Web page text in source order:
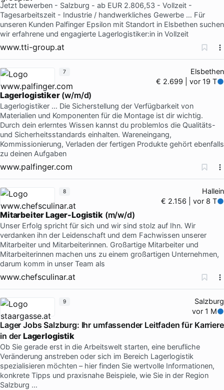
Jetzt bewerben - Salzburg - ab EUR 2.806,53 - Vollzeit -
Tagesarbeitszeit - Industrie / handwerkliches Gewerbe … Für
unseren Kunden Palfinger Epsilon mit Standort in Elsbethen suchen
wir erfahrene und engagierte Lagerlogistiker:in in Vollzeit
www.tti-group.at
Elsbethen
€ 2.699 | vor 19 T
Lagerlogistiker(w/m/d)
Lagerlogistiker … Die Sicherstellung der Verfügbarkeit von
Materialien und Komponenten für die Montage ist dir wichtig.
Durch dein erlerntes Wissen kannst du problemlos die Qualitäts-
und Sicherheitsstandards einhalten. Wareneingang,
Kommissionierung, Verladen der fertigen Produkte gehört ebenfalls
zu deinen Aufgaben
www.palfinger.com
7
Hallein
€ 2.156 | vor 8 T
Mitarbeiter Lager-Logistik (m/w/d)
Unser Erfolg spricht für sich und wir sind stolz auf Ihn. Wir
verdanken ihn der Leidenschaft und dem Fachwissen unserer
Mitarbeiter und Mitarbeiterinnen. Großartige Mitarbeiter und
Mitarbeiterinnen machen uns zu einem großartigen Unternehmen,
darum komm in unser Team als
www.chefsculinar.at
8
Salzburg
vor 1 M
Lager Jobs Salzburg: Ihr umfassender Leitfaden für Karriere
in der Lagerlogistik
Ob Sie gerade erst in die Arbeitswelt starten, eine berufliche
Veränderung anstreben oder sich im Bereich Lagerlogistik
spezialisieren möchten – hier finden Sie wertvolle Informationen,
konkrete Tipps und praxisnahe Beispiele, wie Sie in der Region
Salzburg …
9